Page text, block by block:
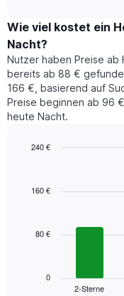
hat
1
Y-
Achse,
die
den
durchschnittlichen
Zimmerpreis
den
durchschnittlichen
Preis
eines
Zimmers
für
den
jeweiligen
Das
die
Wie viel kostet ein
Nacht?
Nutzer haben Preise ab
bereits ab 88 €
166 €, basierend auf
Preise beginnen ab 96
heute Nacht.
with
Das
zeigt
2-Sterne
0
80 €
160 €
240 €